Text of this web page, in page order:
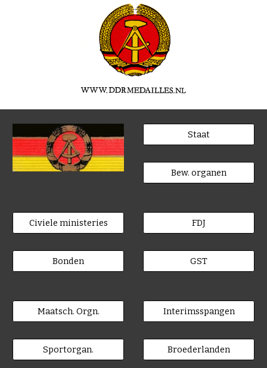
Staat
Bew. organen
Civiele ministeries
Bonden
FDJ
GST
Maatsch. Orgn.
Sportorgan.
Interimsspangen
Broederlanden